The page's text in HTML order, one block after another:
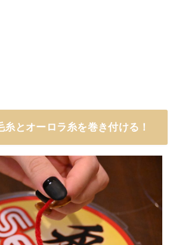
とオーロラ糸を巻き付ける！